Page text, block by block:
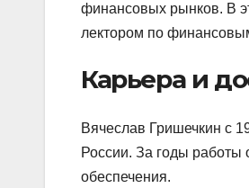
финансовых рынков. В
лектором по
Карьера и
Вячеслав Гришечкин с
России. За годы работы
обеспечения.